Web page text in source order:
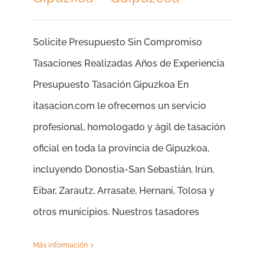
Solicite Presupuesto Sin Compromiso
Tasaciones Realizadas Años de Experiencia
Presupuesto Tasación Gipuzkoa En
itasacion.com le ofrecemos un servicio
profesional, homologado y ágil de tasación
oficial en toda la provincia de Gipuzkoa,
incluyendo Donostia-San Sebastián, Irún,
Eibar, Zarautz, Arrasate, Hernani, Tolosa y
otros municipios. Nuestros tasadores
Más información